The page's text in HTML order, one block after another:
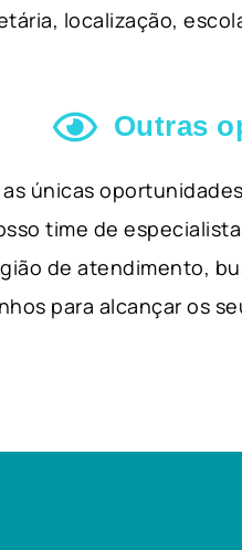
localização,
Outras
as únicas
time de
de atendimento,
para alcançar os